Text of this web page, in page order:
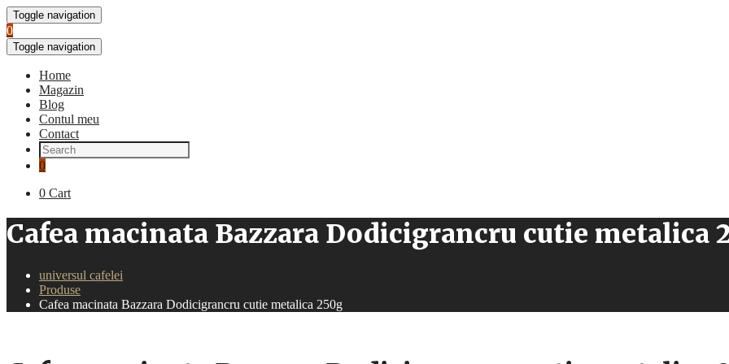
Toggle navigation
0
Toggle navigation
Home
Magazin
Blog
Contul meu
Contact
0
0 Cart
Cafea macinata Bazzara Dodicigrancru cutie metalica
universul cafelei
Produse
Cafea macinata Bazzara Dodicigrancru cutie metalica 250g